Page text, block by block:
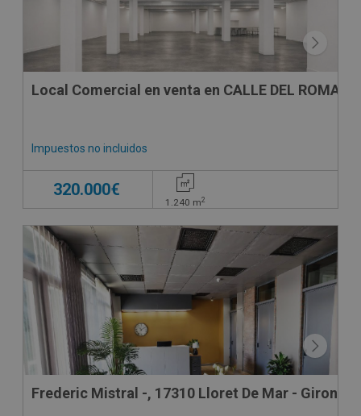
Local Comercial en venta en CALLE DEL ROMANI
Impuestos no incluidos
320.000€
1.240 m2
Frederic Mistral -, 17310 Lloret De Mar - Girona